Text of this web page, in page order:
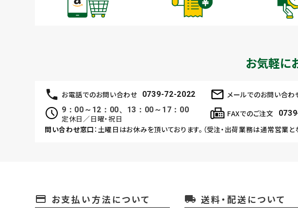
お気軽に
お電話でのお問い合わせ 0739-72-2022 メールでのお問い合わ
9：00～12：00、13：00～17：00
定休日／日曜・祝日
FAXでのご注文
問い合わせ窓口 ：土曜日はお休みを頂いております。（受注・出荷業務は通常営業と
payment お支払い方法について local_shipping 送料・配送について